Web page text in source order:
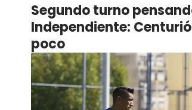
Segundo turno
Independiente:
poco